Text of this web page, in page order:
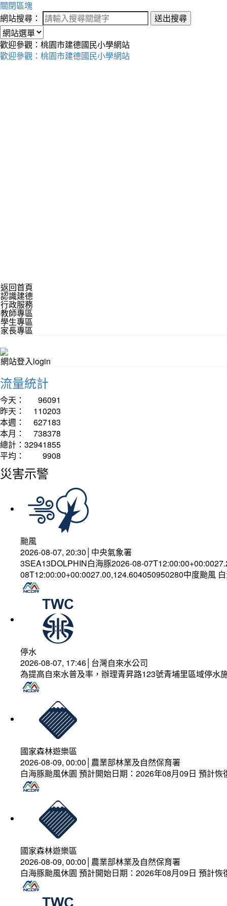
關閉區塊
網站搜尋：
送出搜尋
歡迎參觀：桃園市建德國民小學網站
歡迎參觀：桃園市建德國民小學網站
返回首頁
認識建德
行政服務
教師專區
學生專區
家長專區
網站登入login
流量統計
今天：
96091
昨天：
110203
本週：
627183
本月：
738378
總計： 32941855
平均：
9908
災害示警
颱風
2026-08-07, 20:30│中央氣象署
3SEA13DOLPHIN白海豚2026-08-
08T12:00:00+00:0027.00,124.604050950280中度颱風
停水
2026-08-07, 17:46│台灣自來水公司
為提高自來水普及率，辦理青昇路123號青埔里區域停水
國家森林遊樂區
2026-08-09, 00:00│農業部林業及自然保育署
白海豚颱風休園 預計開始日期：2026年08月09日 預計
國家森林遊樂區
2026-08-09, 00:00│農業部林業及自然保育署
白海豚颱風休園 預計開始日期：2026年08月09日 預計